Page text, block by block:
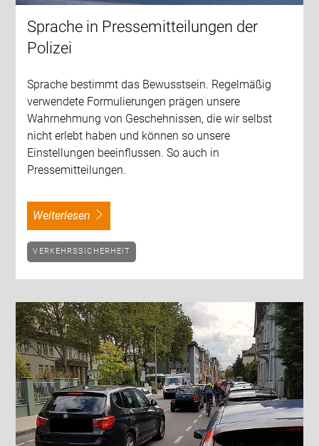
Sprache in Pressemitteilungen der
Polizei
Sprache bestimmt das Bewusstsein. Regelmäßig
verwendete Formulierungen prägen unsere
Wahrnehmung von Geschehnissen, die wir selbst
nicht erlebt haben und können so unsere
Einstellungen beeinflussen. So auch in
Pressemitteilungen.
weiterlesen
VERKEHRSSICHERHEIT